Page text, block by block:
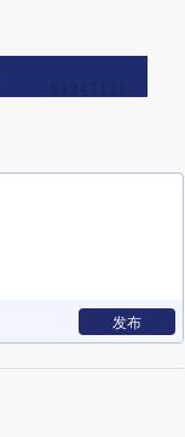
发布